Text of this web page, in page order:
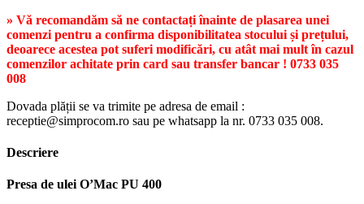
» Vă recomandăm să ne contactați înainte de plasarea unei
comenzi pentru a confirma disponibilitatea stocului și prețului,
deoarece acestea pot suferi modificări, cu atât mai mult în cazul
comenzilor achitate prin card sau transfer bancar ! 0733 035
008
Dovada plății se va trimite pe adresa de email :
receptie@simprocom.ro sau pe whatsapp la nr. 0733 035 008.
Descriere
Presa de ulei O’Mac PU 400